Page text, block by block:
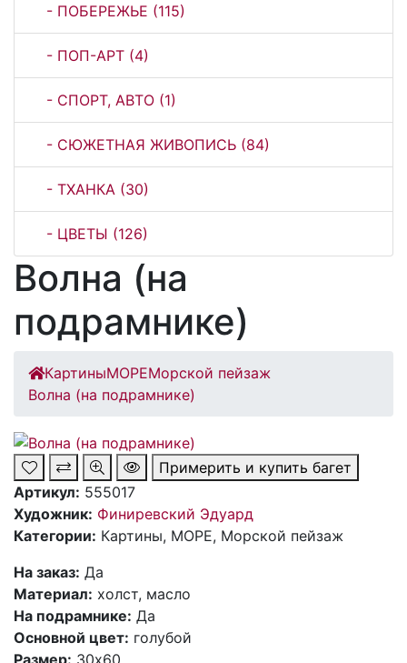
- ПОБЕРЕЖЬЕ (115)
- ПОП-АРТ (4)
- СПОРТ, АВТО (1)
- СЮЖЕТНАЯ ЖИВОПИСЬ (84)
- ТХАНКА (30)
- ЦВЕТЫ (126)
Волна (на
подрамнике)
КартиныМОРЕМорской пейзаж
Волна (на подрамнике)
Примерить и купить багет
Артикул: 555017
Художник: Финиревский Эдуард
Категории: Картины, МОРЕ, Морской пейзаж
Ha заказ: Дa
Материал: холст, масло
На подрамнике: Да
Основной цвет: голубой